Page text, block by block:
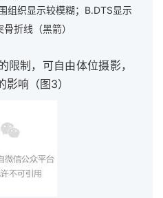
组织显示较模糊；B.DTS显示
折线（黑箭）
限制，可自由体位摄影，
响（图3）